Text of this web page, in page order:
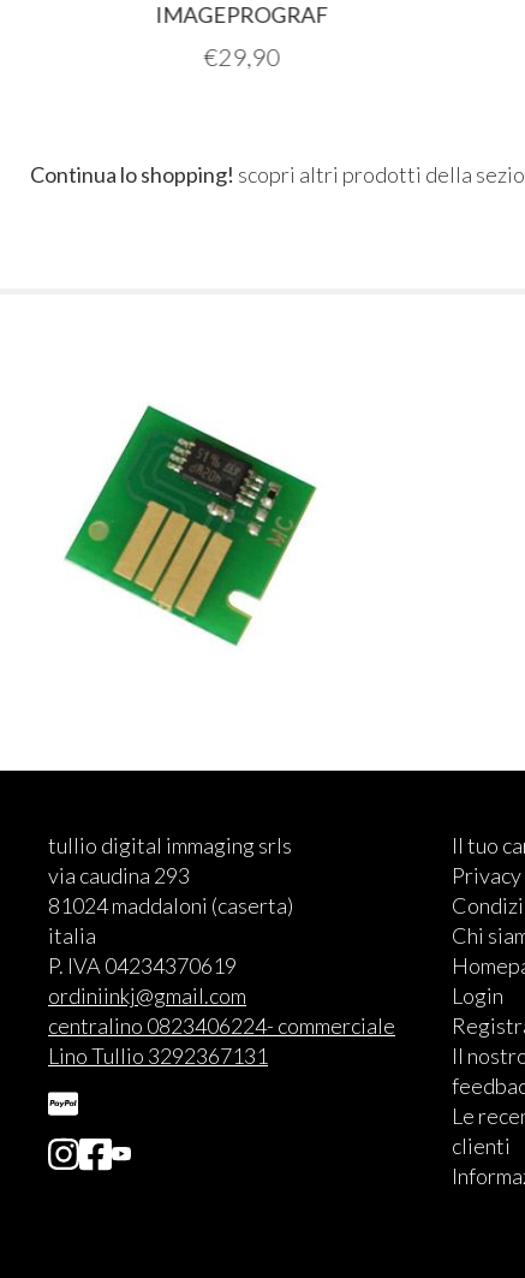
IMAGEPROGRAF
29,90
Continua lo shopping! scopri altri prodotti della
tullio digital immaging srls
via caudina 293
81024 maddaloni (caserta)
italia
P. IVA 04234370619
ordiniinkj@gmail.com
centralino 0823406224- commerciale
Lino Tullio 3292367131
Il tuo
Chi
Login
Il
Le
clienti